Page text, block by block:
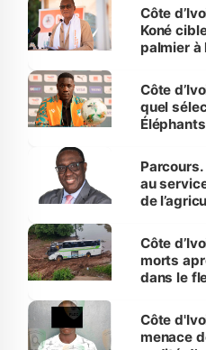
Côte
Koné
palmier à
Côte
quel
au
de
Côte
morts
dans le
des
Côte
menace